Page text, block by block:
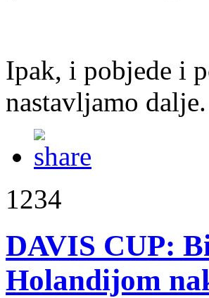
Ipak, i pobjede i
nastavljamo dalje.
1234
DAVIS CUP:
Holandijom